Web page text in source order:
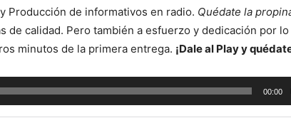
Producción de informativos en radio. Quédate la
calidad. Pero también a esfuerzo y dedicación por
minutos de la primera entrega. ¡Dale al Play y
00:00